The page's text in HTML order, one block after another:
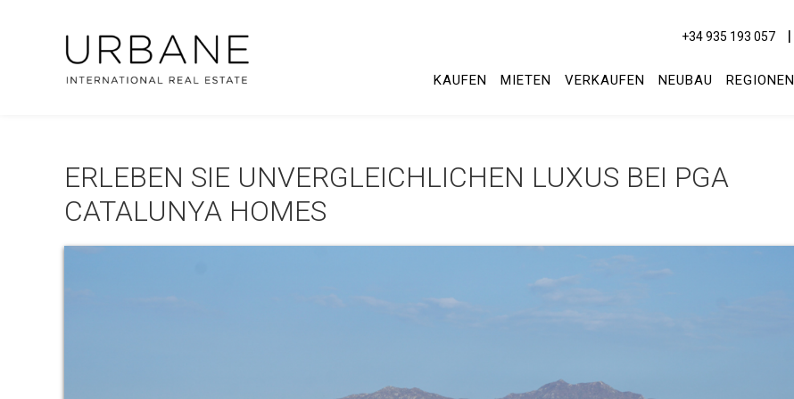
+34 935 193 057
KAUFEN MIETEN VERKAUFEN NEUBAU REGIONEN
ERLEBEN SIE UNVERGLEICHLICHEN LUXUS BEI PGA
CATALUNYA HOMES